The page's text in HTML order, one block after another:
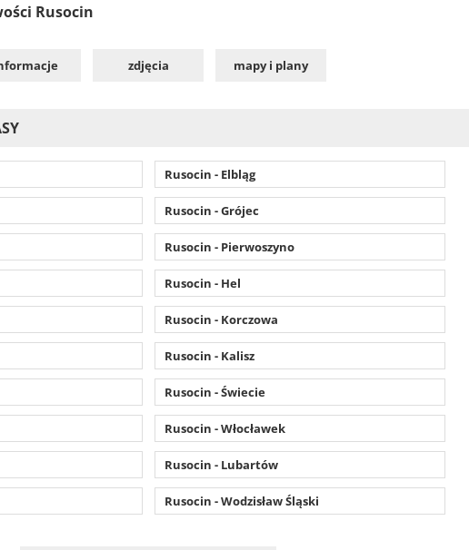
Rusocin
zdjęcia mapy i plany
Rusocin - Elbląg
Rusocin - Grójec
Rusocin - Pierwoszyno
Rusocin - Hel
Rusocin - Korczowa
Rusocin - Kalisz
Rusocin - Świecie
Rusocin - Włocławek
Rusocin - Lubartów
Rusocin - Wodzisław Śląski